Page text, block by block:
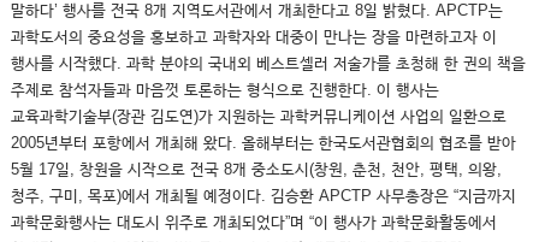
말하다’ 행사를 전국 8개 지역도서관에서 개최한다고 8일 밝혔다. APCTP는
과학도서의 중요성을 홍보하고 과학자와 대중이 만나는 장을 마련하고자 이
행사를 시작했다. 과학 분야의 국내외 베스트셀러 저술가를 초청해 한 권의 책을
주제로 참석자들과 마음껏 토론하는 형식으로 진행한다. 이 행사는
교육과학기술부(장관 김도연)가 지원하는 과학커뮤니케이션 사업의 일환으로
2005년부터 포항에서 개최해 왔다. 올해부터는 한국도서관협회의 협조를 받아
5월 17일, 창원을 시작으로 전국 8개 중소도시(창원, 춘천, 천안, 평택, 의왕,
청주, 구미, 목포)에서 개최될 예정이다. 김승환 APCTP 사무총장은 “지금까지
과학문화행사는 대도시 위주로 개최되었다”며 “이 행사가 과학문화활동에서